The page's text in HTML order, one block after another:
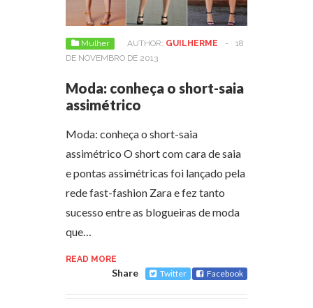
Mulher AUTHOR: GUILHERME -
18
DE NOVEMBRO DE 2013
Moda: conheça o short-saia
assimétrico
Moda: conheça o short-saia
assimétrico O short com cara de saia
e pontas assimétricas foi lançado pela
rede fast-fashion Zara e fez tanto
sucesso entre as blogueiras de moda
que…
READ MORE
Share Twitter Facebook